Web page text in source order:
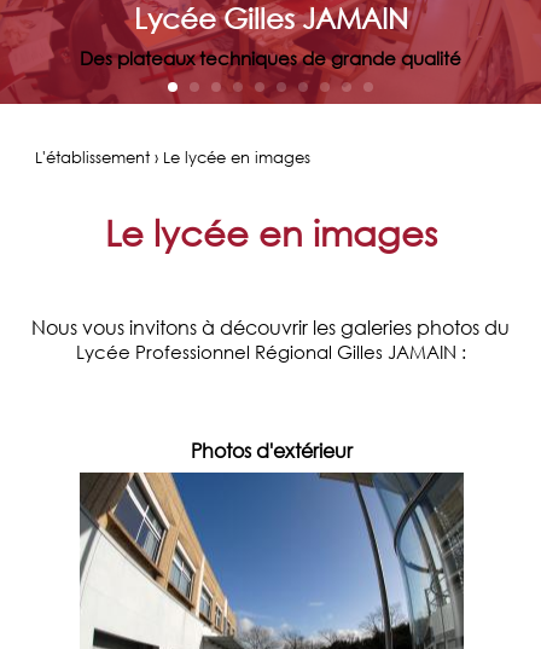
Lycée Gilles JAMAIN
Des plateaux techniques de grande qualité
L'établissement › Le lycée en images
Le lycée en images
Nous vous invitons à découvrir les galeries photos du
Lycée Professionnel Régional Gilles JAMAIN :
Photos d'extérieur